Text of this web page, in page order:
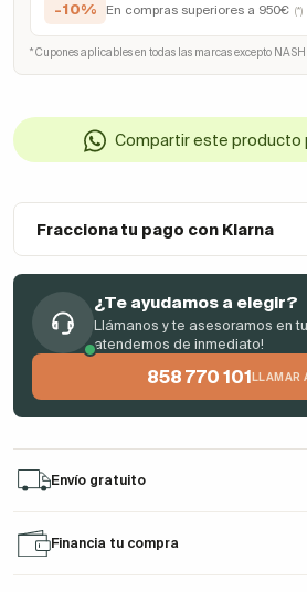
-10% En compras superiores a 950€ (*)
* Cupones aplicables en todas las marcas excepto NASHI.
Compartir este producto
Fracciona tu pago con Klarna
¿Te ayudamos a elegir?
Llámanos y te asesoramos en tu
atendemos de inmediato!
858 770 101 LLAMAR
Envío gratuito
Financia tu compra